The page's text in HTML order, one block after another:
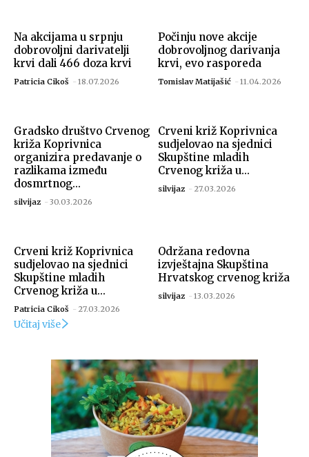
Na akcijama u srpnju
dobrovoljni darivatelji
krvi dali 466 doza krvi
Patricia Cikoš - 18.07.2026
Počinju nove akcije
dobrovoljnog darivanja
krvi, evo rasporeda
Tomislav Matijašić - 11.04.2026
Gradsko društvo Crvenog
križa Koprivnica
organizira predavanje o
razlikama između
dosmrtnog...
silvijaz - 30.03.2026
Crveni križ Koprivnica
sudjelovao na sjednici
Skupštine mladih
Crvenog križa u...
silvijaz - 27.03.2026
Crveni križ Koprivnica
sudjelovao na sjednici
Skupštine mladih
Crvenog križa u...
Patricia Cikoš - 27.03.2026
Održana redovna
izvještajna Skupština
Hrvatskog crvenog križa
silvijaz - 13.03.2026
Učitaj više